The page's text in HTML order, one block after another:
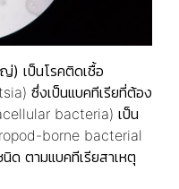
ญ่) เป็นโรคติดเชื้อ
ซึ่งเป็นแบคทีเรียที่ต้อง
bacteria) เป็น
borne bacterial
ตามแบคทีเรียสาเหตุ